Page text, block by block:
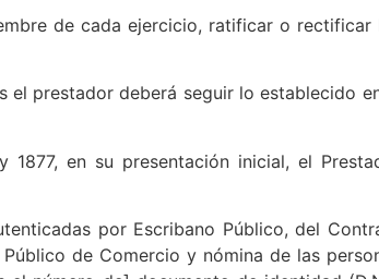
de cada ejercicio, ratificar o rectificar
el prestador deberá seguir lo establecido
en su presentación inicial, el
por Escribano Público, del
de Comercio y nómina de las